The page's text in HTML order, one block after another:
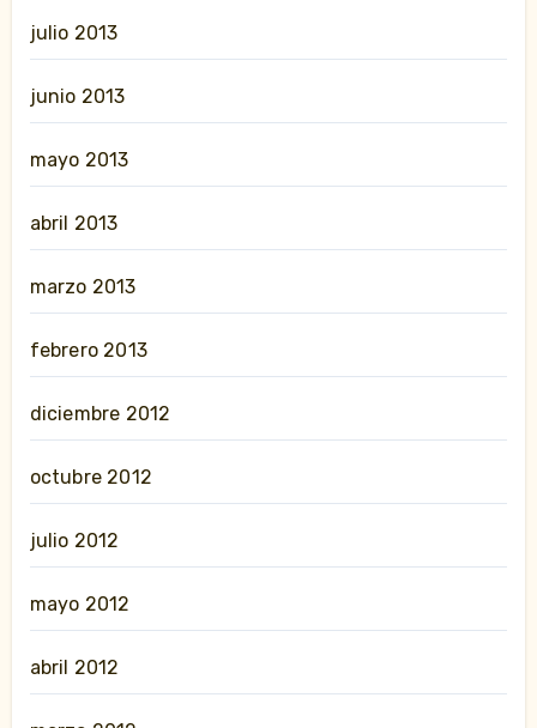
julio 2013
junio 2013
mayo 2013
abril 2013
marzo 2013
febrero 2013
diciembre 2012
octubre 2012
julio 2012
mayo 2012
abril 2012